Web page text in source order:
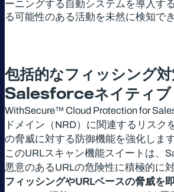
ーニングする自動システムを導入す
る可能性のある活動を未然に検知でき
包括的なフィッシング
Salesforceネイティブ
WithSecure™ Cloud Protection for
ドメイン（NRD）に関連するリスク
の脅威に対する防御機能を強化しま
このURLスキャン機能スイートは、
悪意のあるURLの危険性に積極的に
フィッシングやURLベースの脅威を